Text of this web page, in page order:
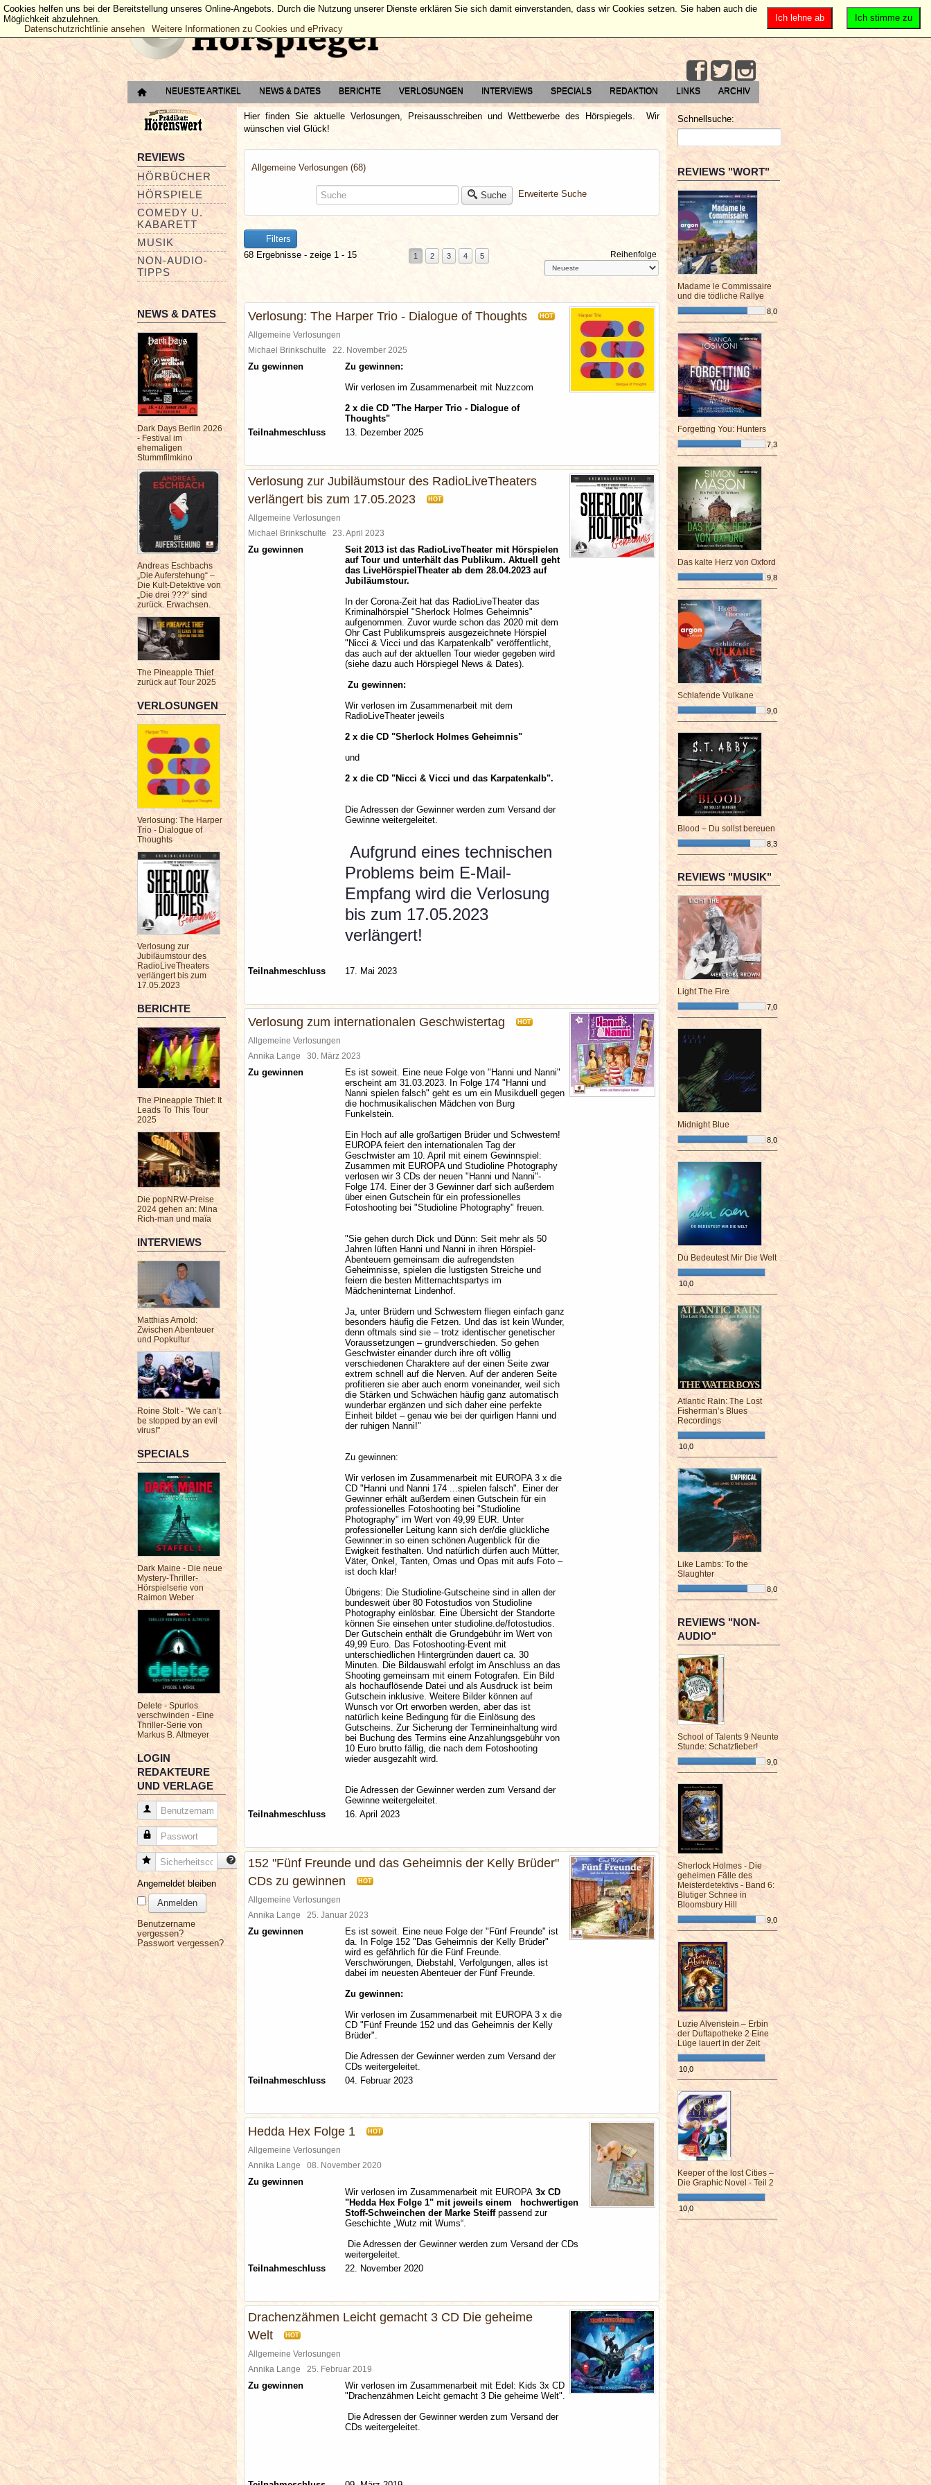
NEUESTE ARTIKEL NEWS & DATES BERICHTE VERLOSUNGEN INTERVIEWS SPECIALS REDAKTION LINKS ARCHIV
REVIEWS
HÖRBÜCHER
HÖRSPIELE
COMEDY U.
KABARETT
MUSIK
NON-AUDIO-
TIPPS
NEWS & DATES
Dark Days Berlin 2026
- Festival im
ehemaligen
Stummfilmkino
Andreas Eschbachs
„Die Auferstehung“ –
Die Kult-Detektive von
„Die drei ???“ sind
zurück. Erwachsen.
The Pineapple Thief
zurück auf Tour 2025
VERLOSUNGEN
Verlosung: The Harper
Trio - Dialogue of
Thoughts
Verlosung zur
Jubiläumstour des
RadioLiveTheaters
verlängert bis zum
17.05.2023
BERICHTE
The Pineapple Thief: It
Leads To This Tour
2025
Die popNRW-Preise
2024 gehen an: Mina
Rich-man und maïa
INTERVIEWS
Matthias Arnold:
Zwischen Abenteuer
und Popkultur
Roine Stolt - "We can’t
be stopped by an evil
virus!"
SPECIALS
Dark Maine - Die neue
Mystery-Thriller-
Hörspielserie von
Raimon Weber
Delete - Spurlos
verschwinden - Eine
Thriller-Serie von
Markus B. Altmeyer
LOGIN
REDAKTEURE
UND VERLAGE
Benutzername
Passwort
Sicherheitscode
Angemeldet bleiben
Anmelden
Benutzername
vergessen?
Passwort vergessen?
Hier finden Sie aktuelle Verlosungen, Preisausschreiben und Wettbewerbe des Hörspiegels. Wir
wünschen viel Glück!
Allgemeine Verlosungen (68)
Suche Erweiterte Suche
Filters
68 Ergebnisse - zeige 1 - 15
1 2 3 4 5 Reihenfolge
Verlosung: The Harper Trio - Dialogue of Thoughts HOT
Allgemeine Verlosungen
Michael Brinkschulte 22. November 2025
Zu gewinnen
Zu gewinnen:
Wir verlosen im Zusammenarbeit mit Nuzzcom
2 x die CD "The Harper Trio - Dialogue of
Thoughts"
Teilnahmeschluss
13. Dezember 2025
Verlosung zur Jubiläumstour des RadioLiveTheaters
verlängert bis zum 17.05.2023
HOT
Allgemeine Verlosungen
Michael Brinkschulte 23. April 2023
Zu gewinnen
Seit 2013 ist das RadioLiveTheater mit Hörspielen
auf Tour und unterhält das Publikum. Aktuell geht
das LiveHörspielTheater ab dem 28.04.2023 auf
Jubiläumstour.
In der Corona-Zeit hat das RadioLiveTheater das
Kriminalhörspiel "Sherlock Holmes Geheimnis"
aufgenommen. Zuvor wurde schon das 2020 mit dem
Ohr Cast Publikumspreis ausgezeichnete Hörspiel
"Nicci & Vicci und das Karpatenkalb" veröffentlicht,
das auch auf der aktuellen Tour wieder gegeben wird
(siehe dazu auch Hörspiegel News & Dates).
Zu gewinnen:
Wir verlosen im Zusammenarbeit mit dem
RadioLiveTheater jeweils
2 x die CD "Sherlock Holmes Geheimnis"
und
2 x die CD "Nicci & Vicci und das Karpatenkalb".
Die Adressen der Gewinner werden zum Versand der
Gewinne weitergeleitet.
Aufgrund eines technischen
Problems beim E-Mail-
Empfang wird die Verlosung
bis zum 17.05.2023
verlängert!
Teilnahmeschluss 17. Mai 2023
Verlosung zum internationalen Geschwistertag HOT
Allgemeine Verlosungen
Annika Lange 30. März 2023
Zu gewinnen
Es ist soweit. Eine neue Folge von "Hanni und Nanni"
erscheint am 31.03.2023. In Folge 174 "Hanni und
Nanni spielen falsch" geht es um ein Musikduell gegen
die hochmusikalischen Mädchen von Burg
Funkelstein.
Ein Hoch auf alle großartigen Brüder und Schwestern!
EUROPA feiert den internationalen Tag der
Geschwister am 10. April mit einem Gewinnspiel:
Zusammen mit EUROPA und Studioline Photography
verlosen wir 3 CDs der neuen "Hanni und Nanni"-
Folge 174. Einer der 3 Gewinner darf sich außerdem
über einen Gutschein für ein professionelles
Fotoshooting bei "Studioline Photography" freuen.
"Sie gehen durch Dick und Dünn: Seit mehr als 50
Jahren lüften Hanni und Nanni in ihren Hörspiel-
Abenteuern gemeinsam die aufregendsten
Geheimnisse, spielen die lustigsten Streiche und
feiern die besten Mitternachtspartys im
Mädcheninternat Lindenhof.
Ja, unter Brüdern und Schwestern fliegen einfach ganz
besonders häufig die Fetzen. Und das ist kein Wunder,
denn oftmals sind sie – trotz identischer genetischer
Voraussetzungen – grundverschieden. So gehen
Geschwister einander durch ihre oft völlig
verschiedenen Charaktere auf der einen Seite zwar
extrem schnell auf die Nerven. Auf der anderen Seite
profitieren sie aber auch enorm voneinander, weil sich
die Stärken und Schwächen häufig ganz automatisch
wunderbar ergänzen und sich daher eine perfekte
Einheit bildet – genau wie bei der quirligen Hanni und
der ruhigen Nanni!"
Zu gewinnen:
Wir verlosen im Zusammenarbeit mit EUROPA 3 x die
CD "Hanni und Nanni 174 ...spielen falsch". Einer der
Gewinner erhält außerdem einen Gutschein für ein
professionelles Fotoshooting bei "Studioline
Photography" im Wert von 49,99 EUR. Unter
professioneller Leitung kann sich der/die glückliche
Gewinner:in so einen schönen Augenblick für die
Ewigkeit festhalten. Und natürlich dürfen auch Mütter,
Väter, Onkel, Tanten, Omas und Opas mit aufs Foto –
ist doch klar!
Übrigens: Die Studioline-Gutscheine sind in allen der
bundesweit über 80 Fotostudios von Studioline
Photography einlösbar. Eine Übersicht der Standorte
können Sie einsehen unter studioline.de/fotostudios.
Der Gutschein enthält die Grundgebühr im Wert von
49,99 Euro. Das Fotoshooting-Event mit
unterschiedlichen Hintergründen dauert ca. 30
Minuten. Die Bildauswahl erfolgt im Anschluss an das
Shooting gemeinsam mit einem Fotografen. Ein Bild
als hochauflösende Datei und als Ausdruck ist beim
Gutschein inklusive. Weitere Bilder können auf
Wunsch vor Ort erworben werden, aber das ist
natürlich keine Bedingung für die Einlösung des
Gutscheins. Zur Sicherung der Termineinhaltung wird
bei Buchung des Termins eine Anzahlungsgebühr von
10 Euro brutto fällig, die nach dem Fotoshooting
wieder ausgezahlt wird.
Die Adressen der Gewinner werden zum Versand der
Gewinne weitergeleitet.
Teilnahmeschluss
16. April 2023
152 "Fünf Freunde und das Geheimnis der Kelly Brüder"
CDs zu gewinnen
HOT
Allgemeine Verlosungen
Annika Lange 25. Januar 2023
Zu gewinnen
Es ist soweit. Eine neue Folge der "Fünf Freunde" ist
da. In Folge 152 "Das Geheimnis der Kelly Brüder"
wird es gefährlich für die Fünf Freunde.
Verschwörungen, Diebstahl, Verfolgungen, alles ist
dabei im neuesten Abenteuer der Fünf Freunde.
Zu gewinnen:
Wir verlosen im Zusammenarbeit mit EUROPA 3 x die
CD "Fünf Freunde 152 und das Geheimnis der Kelly
Brüder".
Die Adressen der Gewinner werden zum Versand der
CDs weitergeleitet.
Teilnahmeschluss
04. Februar 2023
Hedda Hex Folge 1 HOT
Allgemeine Verlosungen
Annika Lange 08. November 2020
Zu gewinnen
Wir verlosen im Zusammenarbeit mit EUROPA 3x CD
"Hedda Hex Folge 1" mit jeweils einem hochwertigen
Stoff-Schweinchen der Marke Steiff passend zur
Geschichte „Wutz mit Wums“.
Die Adressen der Gewinner werden zum Versand der CDs
weitergeleitet.
Teilnahmeschluss
22. November 2020
Drachenzähmen Leicht gemacht 3 CD Die geheime
Welt
HOT
Allgemeine Verlosungen
Annika Lange 25. Februar 2019
Zu gewinnen
Wir verlosen im Zusammenarbeit mit Edel: Kids 3x CD
"Drachenzähmen Leicht gemacht 3 Die geheime Welt".
Die Adressen der Gewinner werden zum Versand der
CDs weitergeleitet.
Schnellsuche:
REVIEWS "WORT"
Madame le Commissaire
und die tödliche Rallye
8,0
¯¯¯¯¯¯¯¯¯¯¯¯¯¯¯¯¯¯¯¯¯¯¯¯
Forgetting You: Hunters
7,3
¯¯¯¯¯¯¯¯¯¯¯¯¯¯¯¯¯¯¯¯¯¯¯¯
Das kalte Herz von Oxford
9,8
¯¯¯¯¯¯¯¯¯¯¯¯¯¯¯¯¯¯¯¯¯¯¯¯
Schlafende Vulkane
9,0
¯¯¯¯¯¯¯¯¯¯¯¯¯¯¯¯¯¯¯¯¯¯¯¯
Blood – Du sollst bereuen
8,3
¯¯¯¯¯¯¯¯¯¯¯¯¯¯¯¯¯¯¯¯¯¯¯¯
REVIEWS "MUSIK"
Light The Fire
7,0
¯¯¯¯¯¯¯¯¯¯¯¯¯¯¯¯¯¯¯¯¯¯¯¯
Midnight Blue
8,0
¯¯¯¯¯¯¯¯¯¯¯¯¯¯¯¯¯¯¯¯¯¯¯¯
Du Bedeutest Mir Die Welt
10,0
¯¯¯¯¯¯¯¯¯¯¯¯¯¯¯¯¯¯¯¯¯¯¯¯
Atlantic Rain: The Lost
Fisherman’s Blues
Recordings
10,0
¯¯¯¯¯¯¯¯¯¯¯¯¯¯¯¯¯¯¯¯¯¯¯¯
Like Lambs: To the
Slaughter
8,0
¯¯¯¯¯¯¯¯¯¯¯¯¯¯¯¯¯¯¯¯¯¯¯¯
REVIEWS "NON-
AUDIO"
School of Talents 9 Neunte
Stunde: Schatzfieber!
9,0
¯¯¯¯¯¯¯¯¯¯¯¯¯¯¯¯¯¯¯¯¯¯¯¯
Sherlock Holmes - Die
geheimen Fälle des
Meisterdetektivs - Band 6:
Blutiger Schnee in
Bloomsbury Hill
9,0
¯¯¯¯¯¯¯¯¯¯¯¯¯¯¯¯¯¯¯¯¯¯¯¯
Luzie Alvenstein – Erbin
der Duftapotheke 2 Eine
Lüge lauert in der Zeit
10,0
¯¯¯¯¯¯¯¯¯¯¯¯¯¯¯¯¯¯¯¯¯¯¯¯
Keeper of the lost Cities –
Die Graphic Novel - Teil 2
10,0
¯¯¯¯¯¯¯¯¯¯¯¯¯¯¯¯¯¯¯¯¯¯¯¯
Ich stimme zu
Ich lehne ab
Cookies helfen uns bei der Bereitstellung unseres Online-Angebots. Durch die Nutzung unserer Dienste erklären Sie sich damit einverstanden, dass wir Cookies setzen. Sie haben auch die
Möglichkeit abzulehnen.
Datenschutzrichtlinie ansehen
Weitere Informationen zu Cookies und ePrivacy